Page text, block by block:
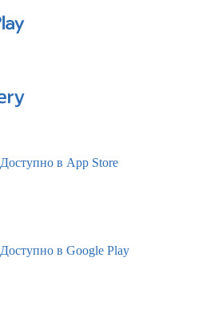
Доступно в App Store
Доступно в Google Play